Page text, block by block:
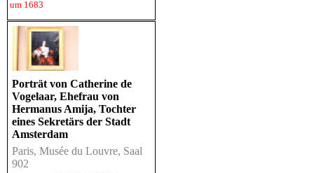
um 1683
Porträt von Catherine de
Vogelaar, Ehefrau von
Hermanus Amija, Tochter
eines Sekretärs der Stadt
Amsterdam
Paris, Musée du Louvre, Saal
902